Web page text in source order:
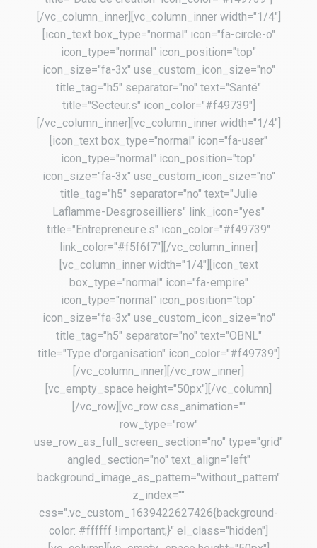
[/vc_column_inner][vc_column_inner width="1/4"]
[icon_text box_type="normal" icon="fa-circle-o"
icon_type="normal" icon_position="top"
icon_size="fa-3x" use_custom_icon_size="no"
title_tag="h5" separator="no" text="Santé"
title="Secteur.s" icon_color="#f49739"]
[/vc_column_inner][vc_column_inner width="1/4"]
[icon_text box_type="normal" icon="fa-user"
icon_type="normal" icon_position="top"
icon_size="fa-3x" use_custom_icon_size="no"
title_tag="h5" separator="no" text="Julie
Laflamme-Desgroseilliers" link_icon="yes"
title="Entrepreneur.e.s" icon_color="#f49739"
link_color="#f5f6f7"][/vc_column_inner]
[vc_column_inner width="1/4"][icon_text
box_type="normal" icon="fa-empire"
icon_type="normal" icon_position="top"
icon_size="fa-3x" use_custom_icon_size="no"
title_tag="h5" separator="no" text="OBNL"
title="Type d'organisation" icon_color="#f49739"]
[/vc_column_inner][/vc_row_inner]
[vc_empty_space height="50px"][/vc_column]
[/vc_row][vc_row css_animation=""
row_type="row"
use_row_as_full_screen_section="no" type="grid"
angled_section="no" text_align="left"
background_image_as_pattern="without_pattern"
z_index=""
css=".vc_custom_1639422627426{background-
color: #ffffff !important;}" el_class="hidden"]